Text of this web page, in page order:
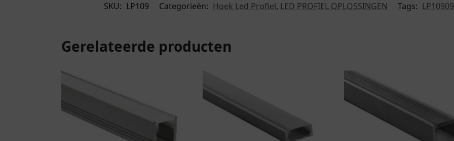
SKU: LP109 Categorieën: Hoek Led Profiel, LED PROFIEL OPLOSSINGEN Tags: LP10909
Gerelateerde producten